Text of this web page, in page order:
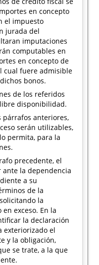
en concepto
el impuesto
jurada del
imputaciones
computables en
en concepto de
cual fuere admisible
bonos.
de los referidos
disponibilidad.
párrafos anteriores,
serán utilizables,
permita, para la
precedente, el
la dependencia
a su
de la
la
exceso. En la
la declaración
exteriorizado el
y la obligación,
se trate, a la que